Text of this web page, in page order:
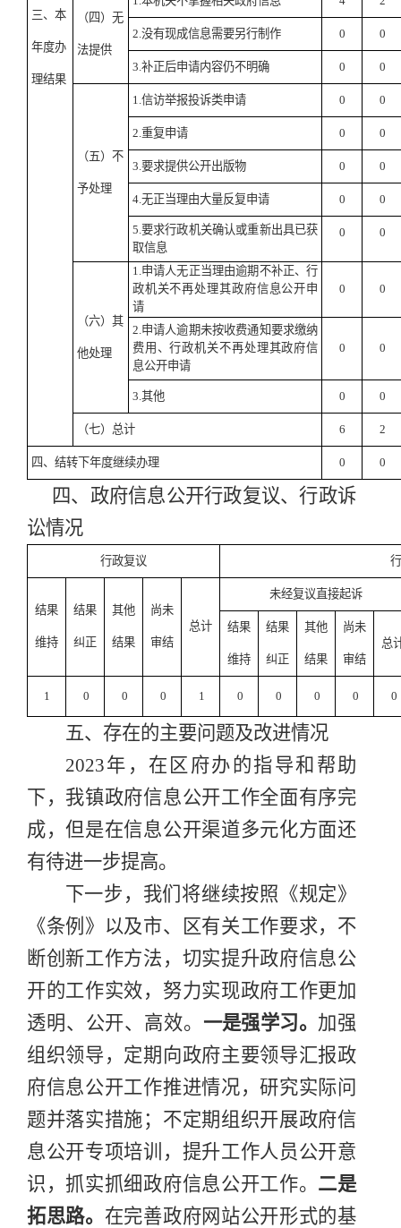
三、本
年度办
理结果
（四）无
法提供
2.没有现成信息需要另行制作 0 0
3.补正后申请内容仍不明确 0 0
（五）不
予处理
1.信访举报投诉类申请 0 0
2.重复申请 0 0
3.要求提供公开出版物 0 0
4.无正当理由大量反复申请 0 0
5.要求行政机关确认或重新出具已获
取信息
0 0
（六）其
他处理
1.申请人无正当理由逾期不补正、行
政机关不再处理其政府信息公开申
请
0 0
2.申请人逾期未按收费通知要求缴纳
费用、行政机关不再处理其政府信
息公开申请
0 0
3.其他 0 0
（七）总计 6 2
四、结转下年度继续办理 0 0
四、政府信息公开行政复议、行政诉
讼情况
行政复议
结果
维持
结果
纠正
其他
结果
尚未
审结
总计
未经复议直接起诉
结果
维持
结果
纠正
其他
结果
尚未
审结
总
1 0 0 0 1 0 0 0 0 0
五、存在的主要问题及改进情况
2023年 ，在 区府办的指导和帮助
下，我镇政府信息公开工作全面有序完
成，但是在信息公开渠道多元化方面还
有待进一步提高。
下一步，我们将继续按照《规定》
《条例》以及市、
区有关工作要求，不
断创新工作方法，切实提升政府信息公
开的工作实效，努力实现政府工作更加
透明、公开、高效。 一是强学习。 加强
组织领导，定期向政府主要领导汇报政
府信息公开工作推进情况，研究实际问
题并落实措施；不定期组织开展政府信
息公开专项培训， 提升工作人员公开意
识 ， 抓实抓细政府信息公开工作。 二是
拓思路。 在完善政府网站公开形式的基